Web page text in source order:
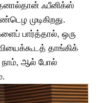
ஃபீனிக்ஸ்
முடிகிறது.
பார்த்தால், ஒரு
தாங்கிக்
ஆல் போல்